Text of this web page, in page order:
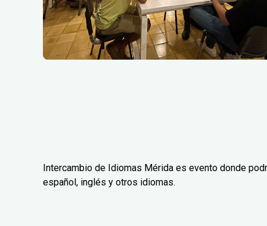
Intercambio de Idiomas Mérida es evento donde
español, inglés y otros idiomas.